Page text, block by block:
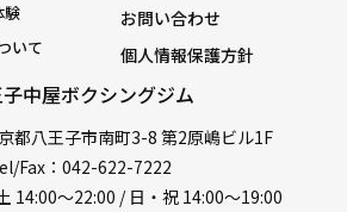
中屋ボクシングジム
都八王子市南町3-8 第2原嶋ビル1F
Fax：042-622-7222
14:00〜22:00 / 日・祝 14:00〜19:00
験
いて
お問い合わせ
個人情報保護方針